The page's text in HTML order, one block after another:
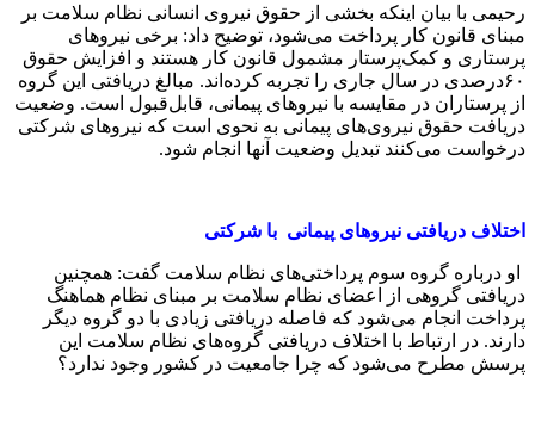
مبنای قانون کار پرداخت می‌شود، توضیح داد: برخی نیروهای
پرستاری و کمک‌پرستار مشمول قانون کار هستند و افزایش حقوق
۶۰درصدی در سال جاری را تجربه کرده‌اند. مبالغ دریافتی این گروه
از پرستاران در مقایسه با نیروهای پیمانی، قابل‌قبول است. وضعیت
دریافت حقوق نیروی‌های پیمانی به نحوی است که نیروهای شرکتی
درخواست می‌کنند تبدیل وضعیت آنها انجام شود.
دریافتی گروهی از اعضای نظام سلامت بر مبنای نظام هماهنگ
پرداخت انجام می‌شود که فاصله دریافتی زیادی با دو گروه دیگر
دارند. در ارتباط با اختلاف دریافتی گروه‌های نظام سلامت این
پرسش مطرح می‌شود که چرا جامعیت در کشور وجود ندارد؟